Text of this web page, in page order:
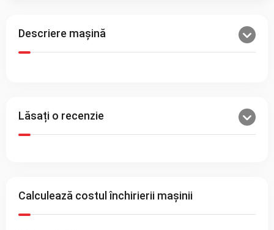
Descriere mașină
Lăsați o recenzie
Calculează costul închirierii mașinii